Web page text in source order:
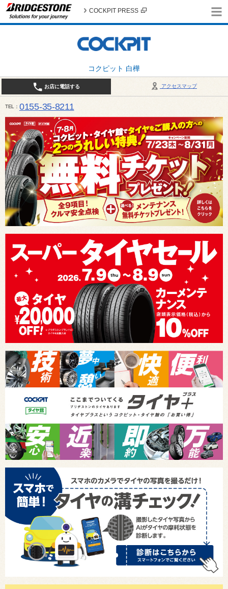
コクピット 白樺
COCKPIT PRESS
アクセスマップ
お店に電話する
TEL 0155-35-8211
10:00～18:30 （作業受付17:30最終） / 定休日：7月定休日 1日、7日、8日、14日、15日、21